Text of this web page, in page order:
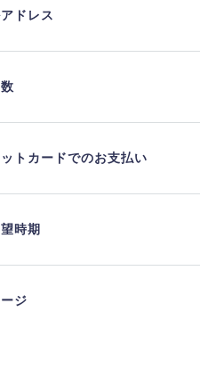
ドレス
トカードでのお支払い
時期
ジ